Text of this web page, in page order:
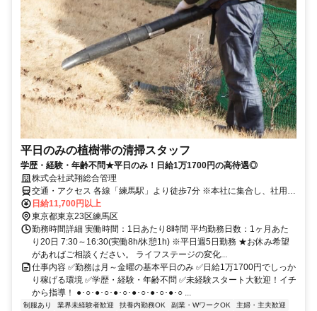
平日のみの植樹帯の清掃スタッフ
学歴・経験・年齢不問★平日のみ！日給1万1700円の高待遇◎
株式会社武翔総合管理
交通・アクセス 各線「練馬駅」より徒歩7分 ※本社に集合し、社用車
で指定されたエリアに向かいます！
日給11,700円以上
東京都東京23区練馬区
勤務時間詳細 実働時間：1日あたり8時間 平均勤務日数：1ヶ月あた
り20日 7:30～16:30(実働8h/休憩1h) ※平日週5日勤務 ★お休み希望
があればご相談ください。 ライフステージの変化...
仕事内容 ✅勤務は月～金曜の基本平日のみ ✅日給1万1700円でしっか
り稼げる環境 ✅学歴・経験・年齢不問 ✅未経験スタート大歓迎！イチ
から指導！ ●･○･●･○･●･○･●･○･●･○･●･○ ...
制服あり 業界未経験者歓迎 扶養内勤務OK 副業・WワークOK
主婦・主夫歓迎